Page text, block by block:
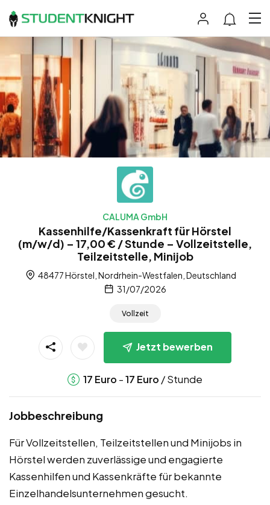
CALUMA GmbH
Kassenhilfe/Kassenkraft für Hörstel
(m/w/d) – 17,00 € / Stunde – Vollzeitstelle,
Teilzeitstelle, Minijob
48477 Hörstel, Nordrhein-Westfalen, Deutschland
31/07/2026
Vollzeit
Jetzt bewerben
17 Euro -17 Euro / Stunde
Jobbeschreibung
Für Vollzeitstellen, Teilzeitstellen und Minijobs in
Hörstel werden zuverlässige und engagierte
Kassenhilfen und Kassenkräfte für bekannte
Einzelhandelsunternehmen gesucht.